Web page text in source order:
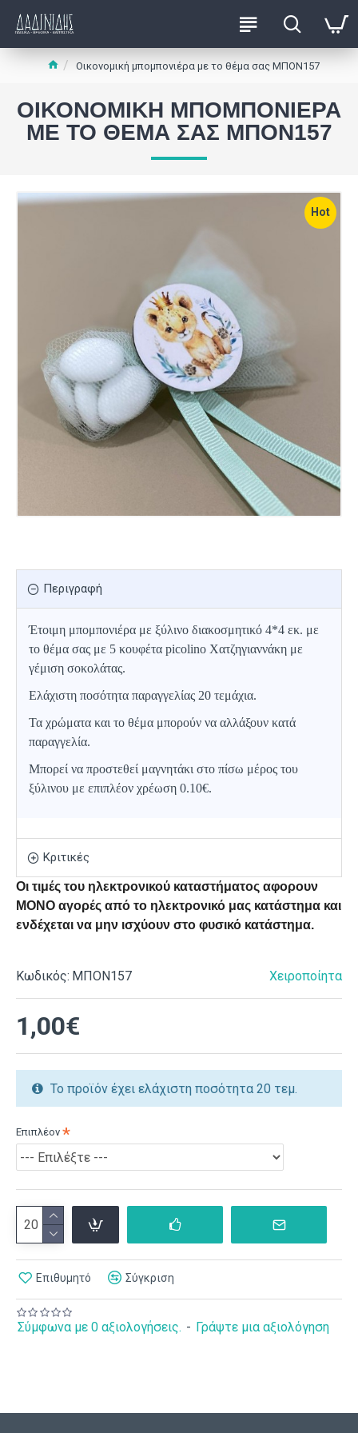
Οικονομική μπομπονιέρα με το θέμα σας ΜΠΟΝ157
ΟΙΚΟΝΟΜΙΚΉ ΜΠΟΜΠΟΝΙΈΡΑ
ΜΕ ΤΟ ΘΈΜΑ ΣΑΣ ΜΠΟΝ157
Hot
Περιγραφή
Έτοιμη μπομπονιέρα με ξύλινο διακοσμητικό 4*4 εκ. με
το θέμα σας με 5 κουφέτα picolino Χατζηγιαννάκη με
γέμιση σοκολάτας.
Ελάχιστη ποσότητα παραγγελίας 20 τεμάχια.
Τα χρώματα και το θέμα μπορούν να αλλάξουν κατά
παραγγελία.
Μπορεί να προστεθεί μαγνητάκι στο πίσω μέρος του
ξύλινου με επιπλέον χρέωση 0.10€.
Κριτικές
Οι τιμές του ηλεκτρονικού καταστήματος αφορουν
ΜΟΝΟ αγορές από το ηλεκτρονικό μας κατάστημα και
ενδέχεται να μην ισχύουν στο φυσικό κατάστημα.
Κωδικός: ΜΠΟΝ157 Χειροποίητα
Σύμφωνα με 0 αξιολογήσεις. - Γράψτε μια αξιολόγηση
1,00€
Επιπλέον
Επιθυμητό Σύγκριση
Το προϊόν έχει ελάχιστη ποσότητα 20 τεμ.